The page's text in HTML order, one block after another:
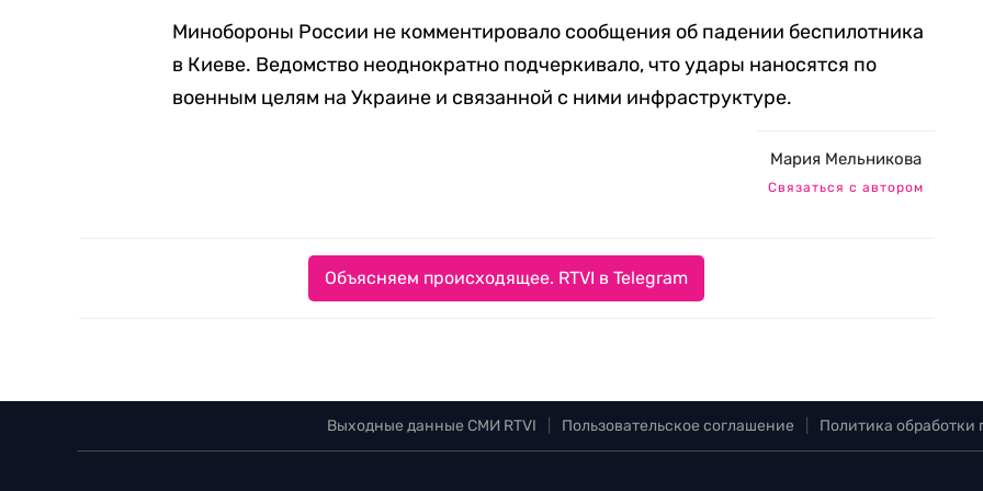
Минобороны России не комментировало сообщения об падении беспилотника
в Киеве. Ведомство неоднократно подчеркивало, что удары наносятся по
военным целям на Украине и связанной с ними инфраструктуре.
Мария Мельникова
Связаться с автором
Объясняем происходящее. RTVI в Telegram
Выходные данные СМИ RTVI Пользовательское соглашение Политика